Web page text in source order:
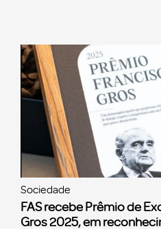
Sociedade
FAS recebe Prêmio de
Gros 2025, em